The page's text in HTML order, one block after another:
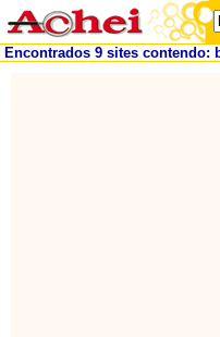
Encontrados 9 sites contendo: